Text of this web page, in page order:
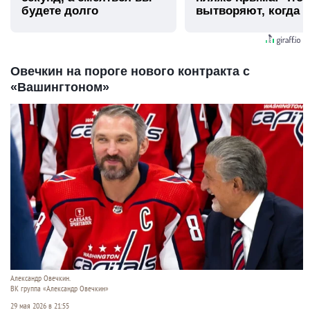
будете долго
вытворяют, когда
Овечкин на пороге нового контракта с
«Вашингтоном»
Александр Овечкин.
ВК группа «Александр Овечкин»
29 мая 2026 в 21:55